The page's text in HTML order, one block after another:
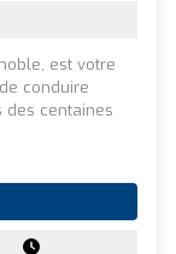
est votre
conduire
des centaines